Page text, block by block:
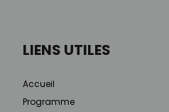
LIENS UTILES
Accueil
Programme